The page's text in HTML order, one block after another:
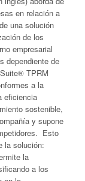
en relación a
una solución
de los
empresarial
dependiente de
TPRM
a la
eficiencia
sostenible,
y supone
Esto
la solución:
la
a los